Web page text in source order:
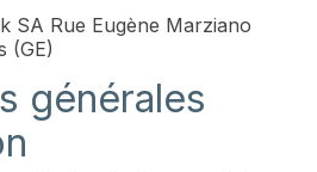
SA Rue Eugène Marziano
(GE)
générales